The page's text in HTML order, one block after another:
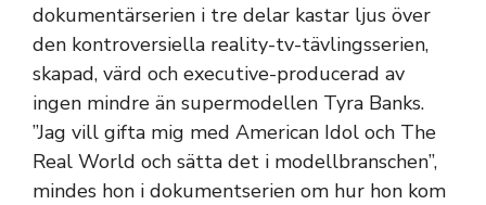
dokumentärserien i tre delar kastar ljus över
den kontroversiella reality-tv-tävlingsserien,
skapad, värd och executive-producerad av
ingen mindre än supermodellen Tyra Banks.
”Jag vill gifta mig med American Idol och The
Real World och sätta det i modellbranschen”,
mindes hon i dokumentserien om hur hon kom